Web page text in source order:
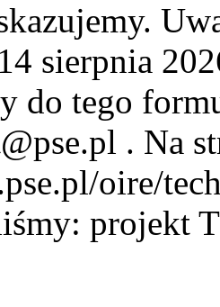
sierpnia
do tego
. Na
oire/
projekt